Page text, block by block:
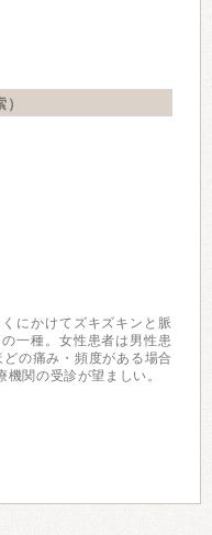
にかけてズキズキンと脈
一種。女性患者は男性患
の痛み・頻度がある場合
関の受診が望ましい。